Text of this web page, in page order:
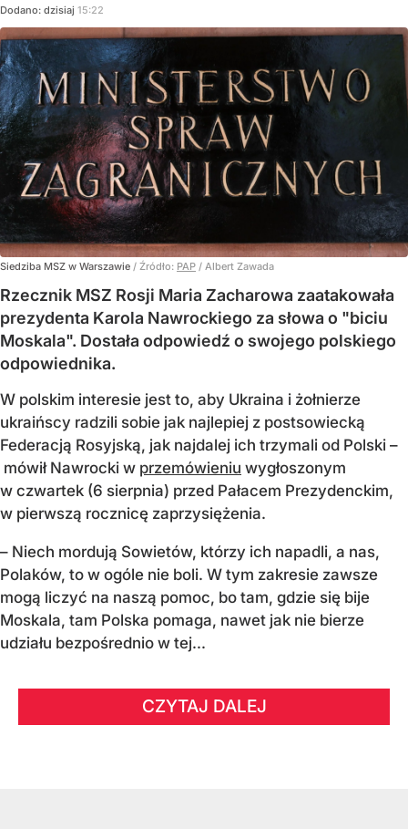
Dodano: dzisiaj 15:22
Siedziba MSZ w Warszawie / Źródło: PAP / Albert Zawada
Rzecznik MSZ Rosji Maria Zacharowa zaatakowała
prezydenta Karola Nawrockiego za słowa o "biciu
Moskala". Dostała odpowiedź o swojego polskiego
odpowiednika.
W polskim interesie jest to, aby Ukraina i żołnierze
ukraińscy radzili sobie jak najlepiej z postsowiecką
Federacją Rosyjską, jak najdalej ich trzymali od Polski –
mówił Nawrocki w przemówieniu wygłoszonym
w czwartek (6 sierpnia) przed Pałacem Prezydenckim,
w pierwszą rocznicę zaprzysiężenia.
– Niech mordują Sowietów, którzy ich napadli, a nas,
Polaków, to w ogóle nie boli. W tym zakresie zawsze
mogą liczyć na naszą pomoc, bo tam, gdzie się bije
Moskala, tam Polska pomaga, nawet jak nie bierze
udziału bezpośrednio w tej...
CZYTAJ DALEJ